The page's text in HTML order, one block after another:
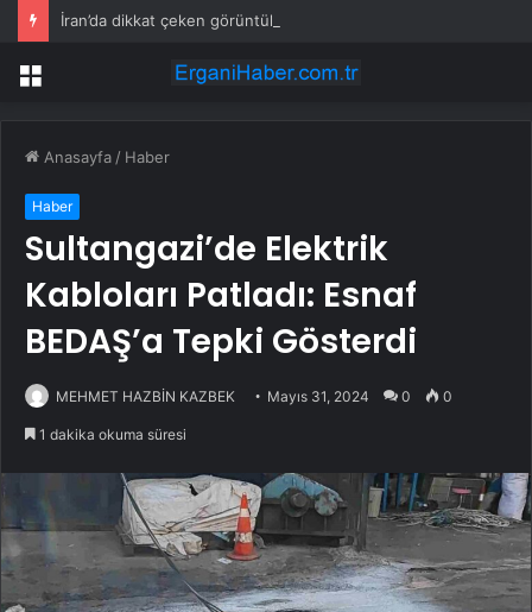
Menü
Anasayfa / Haber
Haber
Sultangazi’de Elektrik
Kabloları Patladı: Esnaf
BEDAŞ’a Tepki Gösterdi
MEHMET HAZBİN KAZBEK Mayıs 31, 2024 0 0
1 dakika okuma süresi